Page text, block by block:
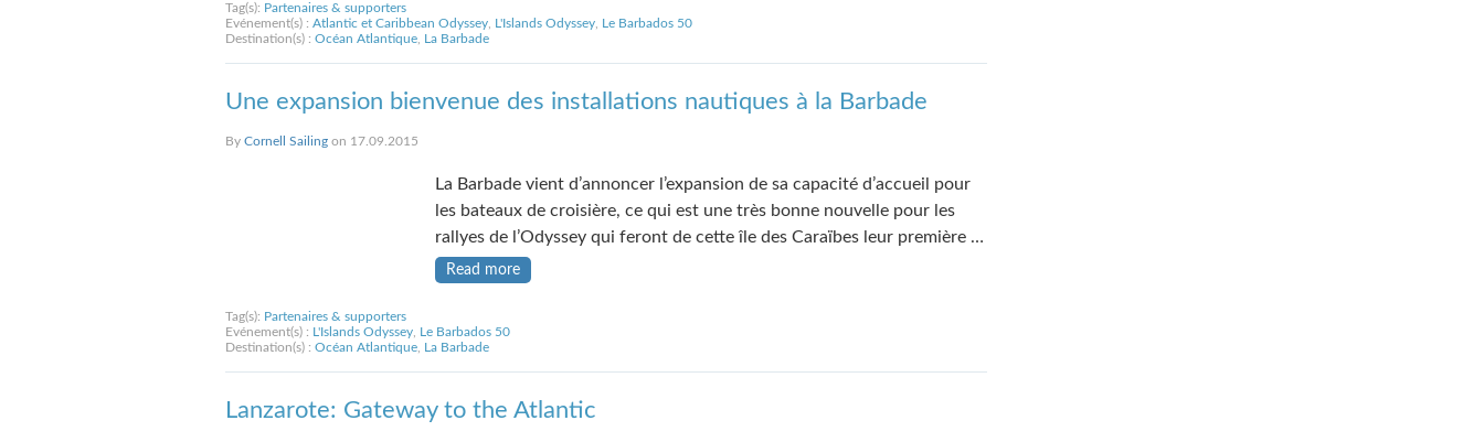
Tag(s): Partenaires & supporters
Evénement(s) : Atlantic et Caribbean Odyssey, L'Islands Odyssey, Le Barbados 50
Destination(s) : Océan Atlantique, La Barbade
Une expansion bienvenue des installations nautiques à la Barbade
By Cornell Sailingon 17.09.2015
La Barbade vient d’annoncer l’expansion de sa capacité d’accueil pour
les bateaux de croisière, ce qui est une très bonne nouvelle pour les
rallyes de l’Odyssey qui feront de cette île des Caraïbes leur première …
Read more
Tag(s): Partenaires & supporters
Evénement(s) : L'Islands Odyssey, Le Barbados 50
Destination(s) : Océan Atlantique, La Barbade
Lanzarote: Gateway to the Atlantic